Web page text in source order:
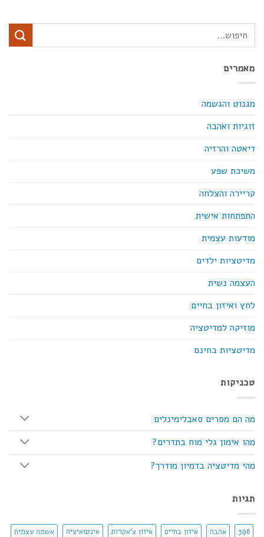
מאמרים
מגנוט והגשמה
זוגיות ואהבה
דיאטה והרזיה
משיכת שפע
קריירה והצלחה
התפתחות אישית
מודעות עצמית
מדיטציות ילדים
העצמה נשית
לחץ ואיזון בחיים
מוזיקה למדיטציה
מדיטציות בחינם
טכניקות
מה הם מסרים סאבלימינלים
מהו אימון גלי מוח בתדרים?
מהי מדיטציה בדמיון מודרך?
תגיות
396 אהבה איזון בחיים איזון צ'אקרות אינטואיציה
אשמה עצמית